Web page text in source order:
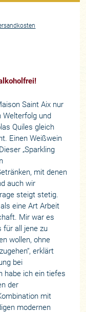
Saint Aix nur
Welterfolg und
Quiles gleich
Einen Weißwein
„Sparkling
mit denen
auch wir
steigt stetig.
eine Art Arbeit
Mir war es
für all jene zu
wollen, ohne
erklärt
bei
habe ich ein tiefes
der
mit
modernen